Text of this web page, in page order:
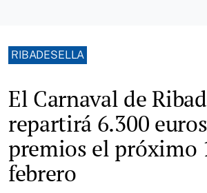
RIBADESELLA
El Carnaval de
repartirá 6.300
premios el próximo
febrero